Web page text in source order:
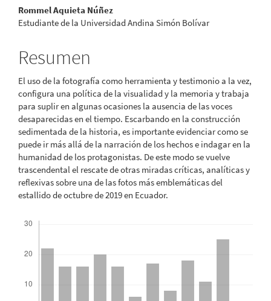
Contenido
principal
del
artículo
Rommel Aquieta Núñez
Estudiante de la Universidad Andina Simón Bolívar
Resumen
El uso de la fotografía como herramienta y testimonio a la vez,
configura una política de la visualidad y la memoria y trabaja
para suplir en algunas ocasiones la ausencia de las voces
desaparecidas en el tiempo. Escarbando en la construcción
sedimentada de la historia, es importante evidenciar como se
puede ir más allá de la narración de los hechos e indagar en la
humanidad de los protagonistas. De este modo se vuelve
trascendental el rescate de otras miradas críticas, analíticas y
reflexivas sobre una de las fotos más emblemáticas del
estallido de octubre de 2019 en Ecuador.